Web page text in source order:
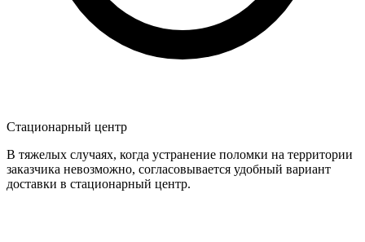
Стационарный центр
В тяжелых случаях, когда устранение поломки на территории
заказчика невозможно, согласовывается удобный вариант
доставки в стационарный центр.